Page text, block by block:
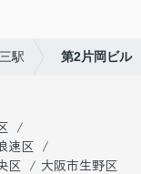
駅 第2片岡ビル
速区
区
大阪市生野区